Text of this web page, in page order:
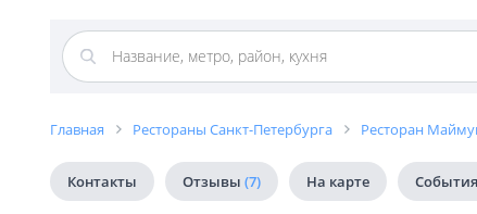
Главная Рестораны Санкт-Петербурга Ресторан
Контакты Отзывы (7) На карте События